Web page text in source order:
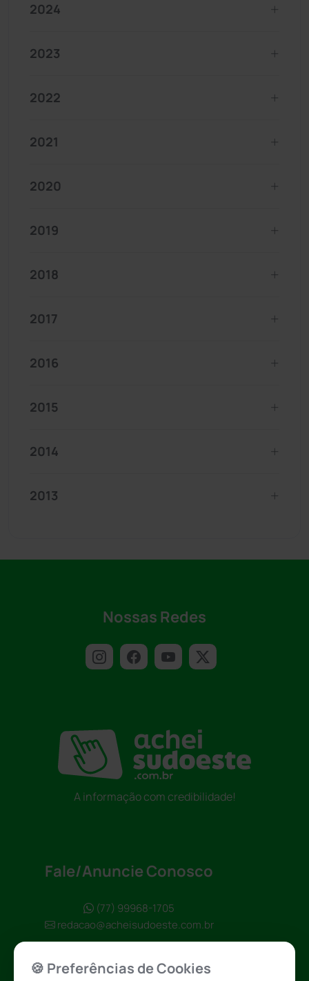
2024
2023
2022
2021
2020
2019
2018
2017
2016
2015
2014
2013
Nossas Redes
A informação com credibilidade!
Fale/Anuncie Conosco
(77) 99968-1705
redacao@acheisudoeste.com.br
🍪 Preferências de Cookies